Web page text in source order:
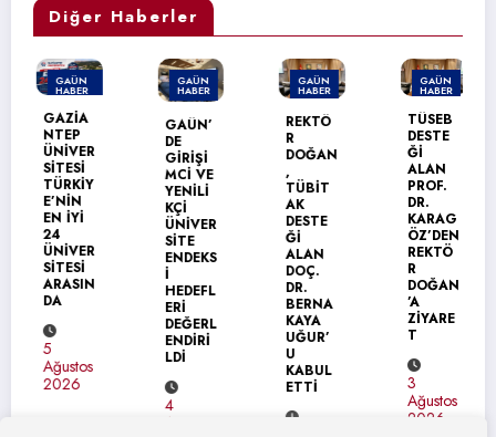
Diğer Haberler
GAÜN
HABER
MANŞET
GAZİA
NTEP
ÜNİVER
SİTESİ
TÜRKİY
E’NİN
EN İYİ
24
ÜNİVER
SİTESİ
ARASIN
DA
5
Ağustos
2026
GAÜN
HABER
GAÜN’
DE
GİRİŞİ
MCİ VE
YENİLİ
KÇİ
ÜNİVER
SİTE
ENDEKS
İ
HEDEFL
ERİ
DEĞERL
ENDİRİ
LDİ
4
Ağustos
GAÜN
HABER
REKTÖ
R
DOĞAN
,
TÜBİT
AK
DESTE
Ğİ
ALAN
DOÇ.
DR.
BERNA
KAYA
UĞUR’
U
KABUL
ETTİ
GAÜN
HABER
TÜSEB
DESTE
Ğİ
ALAN
PROF.
DR.
KARAG
ÖZ’DEN
REKTÖ
R
DOĞAN
’A
ZİYARE
T
3
Ağustos
2026